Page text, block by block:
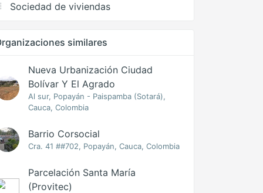
Sociedad de viviendas
similares
Nueva Urbanización Ciudad
Bolívar Y El Agrado
Al sur, Popayán - Paispamba (Sotará),
Cauca, Colombia
Barrio Corsocial
Cra. 41 ##702, Popayán, Cauca, Colombia
Parcelación Santa María
(Provitec)